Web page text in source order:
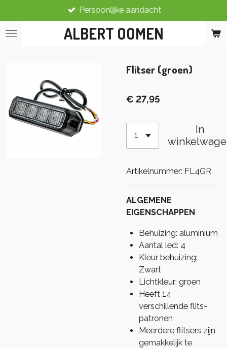
direct
naar
ALBERT OOMEN
Persoonlijke aandacht
Flitser (groen)
€ 27,95
In
Artikelnummer: FL4GR
ALGEMENE
EIGENSCHAPPEN
Behuizing: aluminium
Aantal led: 4
Kleur behuizing:
Zwart
Lichtkleur: groen
Heeft 14
verschillende flits-
patronen
Meerdere flitsers zijn
gemakkelijk te